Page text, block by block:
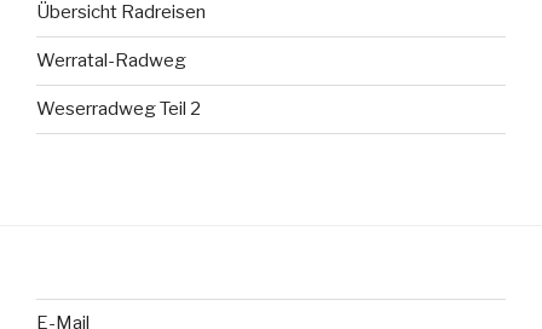
Übersicht Radreisen
Werratal-Radweg
Weserradweg Teil 2
E-Mail